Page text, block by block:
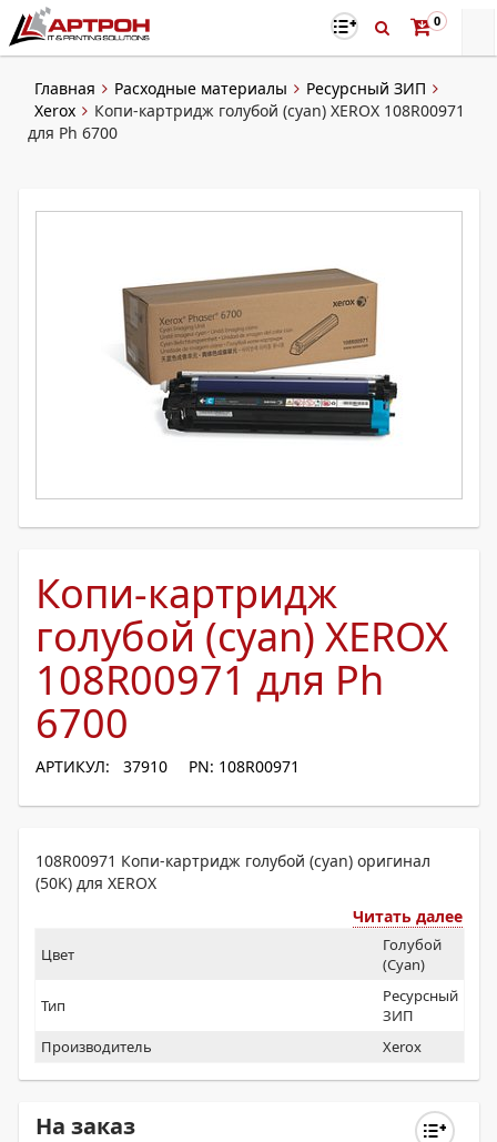
0
Главная Расходные материалы
Ресурсный ЗИП
Xerox
Копи-картридж голубой (cyan) XEROX 108R00971
для Ph 6700
Копи-картридж
голубой (cyan) XEROX
108R00971 для Ph
6700
АРТИКУЛ: 37910 PN: 108R00971
108R00971 Копи-картридж голубой (cyan) оригинал
(50K) для XEROX
Читать далее
Цвет
Голубой
(Cyan)
Тип
Ресурсный
ЗИП
Производитель
Xerox
На заказ